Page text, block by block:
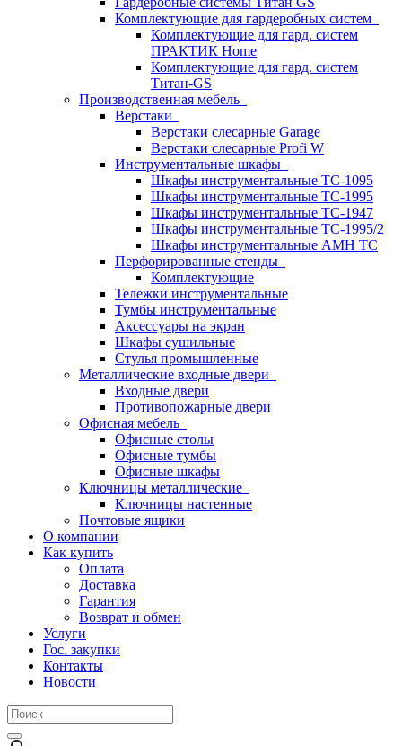
Комплектующие для гардеробных систем
Комплектующие для гард. систем
ПРАКТИК Home
Комплектующие для гард. систем
Титан-GS
Производственная мебель
Верстаки
Верстаки слесарные Garage
Верстаки слесарные Profi W
Инструментальные шкафы
Шкафы инструментальные TC-1095
Шкафы инструментальные TC-1995
Шкафы инструментальные TC-1947
Шкафы инструментальные TC-1995/2
Шкафы инструментальные AMH TC
Перфорированные стенды
Комплектующие
Тележки инструментальные
Тумбы инструментальные
Аксессуары на экран
Шкафы сушильные
Стулья промышленные
Металлические входные двери
Входные двери
Противопожарные двери
Офисная мебель
Офисные столы
Офисные тумбы
Офисные шкафы
Ключницы металлические
Ключницы настенные
Почтовые ящики
О компании
Как купить
Оплата
Доставка
Гарантия
Возврат и обмен
Услуги
Гос. закупки
Контакты
Новости